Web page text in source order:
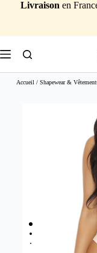
Livraison en
Accueil / Shapewear &